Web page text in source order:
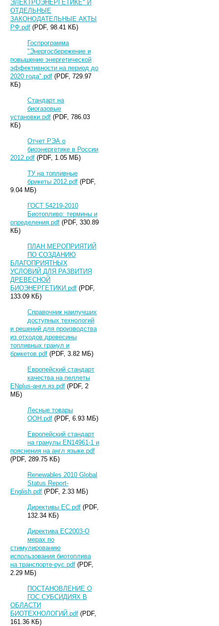
ЭЛЕКТРОЭНЕРГЕТИКЕ" И
ОТДЕЛЬНЫЕ
ЗАКОНОДАТЕЛЬНЫЕ АКТЫ
РФ.pdf (PDF, 98.41 КБ)
Госпрограмма
"Энергосбережение и
повышение энергетической
эффективности на период до
2020 года".pdf (PDF, 729.97
КБ)
Стандарт на
биогазовые
установки.pdf (PDF, 786.03
КБ)
Отчет РЭА о
биоэнергетике в России
2012.pdf (PDF, 1.05 МБ)
ТУ на топливные
брикеты 2012.pdf (PDF,
9.04 МБ)
ГОСТ 54219-2010
Биотопливо: термины и
определения.pdf (PDF, 330.89
КБ)
ПЛАН МЕРОПРИЯТИЙ
ПО СОЗДАНИЮ
БЛАГОПРИЯТНЫХ
УСЛОВИЙ ДЛЯ РАЗВИТИЯ
ДРЕВЕСНОЙ
БИОЭНЕРГЕТИКИ.pdf (PDF,
133.09 КБ)
Справочник наилучших
доступных технологий
и решений для производства
из отходов древесины
топливных гранул и
брикетов.pdf (PDF, 3.82 МБ)
Европейский стандарт
качества на пеллеты
ENplus-англ.яз.pdf (PDF, 2
МБ)
Лесные товары
ООН.pdf (PDF, 6.93 МБ)
Европейский стандарт
на гранулы EN14961-1 и
пояснения на англ языке.pdf
(PDF, 289.75 КБ)
Renewables 2010 Global
Status Report-
English.pdf (PDF, 2.33 МБ)
Директивы ЕС.pdf (PDF,
132.34 КБ)
Директива ЕС2003-О
мерах по
стимулированию
использования биотоплива
на транспорте-рус.pdf (PDF,
2.29 МБ)
ПОСТАНОВЛЕНИЕ О
ГОС.СУБСИДИЯХ В
ОБЛАСТИ
БИОТЕХНОЛОГИЙ.pdf (PDF,
161.36 КБ)